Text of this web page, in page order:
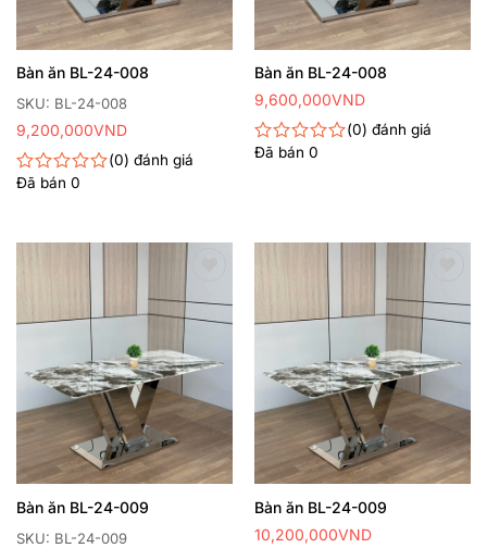
SKU: BL-24-008
Bàn ăn BL-24-008
Được
0
0
đánh giá
Đã bán 0
9,200,000VND
Bàn ăn BL-24-008
Được
sao
0
đánh giá
Đã bán 0
9,600,000VND
thích
SKU: BL-24-009
Bàn ăn BL-24-009
thích
Bàn ăn BL-24-009
10,200,000VND